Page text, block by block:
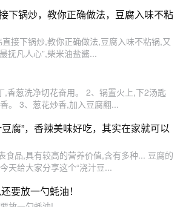
下锅炒，教你正确做法，豆腐入味不粘
接下锅炒,教你正确做法,豆腐入味不粘锅,又
抚凡人心”,柴米油盐酱...
,香葱洗净切花奋用。 2、锅置火上,下2汤匙
。 3、葱花炒香,加入豆腐翻...
腐”，香辣美味好吃，其实在家就可以
食品,具有较高的营养价值,含有多种... 豆腐的
天给大家分享这个“浇汁豆...
要放一勺蚝油！